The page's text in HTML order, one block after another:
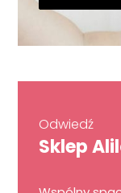
Odwiedź
Sklep